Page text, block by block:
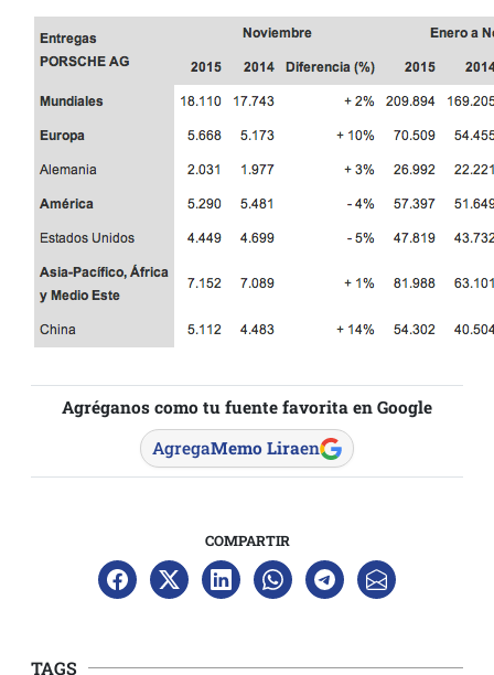
Agréganos como tu fuente favorita en Google
AgregaMemo Liraen
COMPARTIR
TAGS